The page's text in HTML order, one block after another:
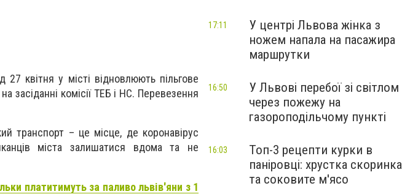
27 квітня у місті відновлюють пільгове
засіданні комісії ТЕБ і НС. Перевезення
транспорт – це місце, де коронавірус
міста залишатися вдома та не
платитимуть за паливо львів'яни з 1
У центрі Львова жінка з
ножем напала на пасажира
маршрутки
17:11
У Львові перебої зі світлом
через пожежу на
газороподільчому пункті
16:50
Топ-3 рецепти курки в
паніровці: хрустка скоринка
та соковите м'ясо
16:03